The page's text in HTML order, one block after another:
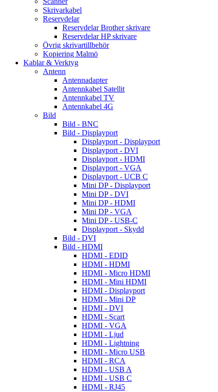
Skrivarkabel
Reservdelar
Reservdelar Brother skrivare
Reservdelar HP skrivare
Övrig skrivartillbehör
Kopiering Malmö
Kablar & Verktyg
Antenn
Antennadapter
Antennkabel Satellit
Antennkabel TV
Antennkabel 4G
Bild
Bild - BNC
Bild - Displayport
Displayport - Displayport
Displayport - DVI
Displayport - HDMI
Displayport - VGA
Displayport - UCB C
Mini DP - Displayport
Mini DP - DVI
Mini DP - HDMI
Mini DP - VGA
Mini DP - USB-C
Displayport - Skydd
Bild - DVI
Bild - HDMI
HDMI - EDID
HDMI - HDMI
HDMI - Micro HDMI
HDMI - Mini HDMI
HDMI - Displayport
HDMI - Mini DP
HDMI - DVI
HDMI - Scart
HDMI - VGA
HDMI - Ljud
HDMI - Lightning
HDMI - Micro USB
HDMI - RCA
HDMI - USB A
HDMI - USB C
HDMI - RJ45